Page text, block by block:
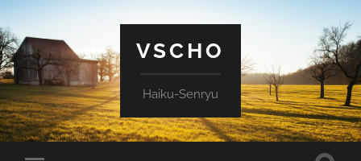
VSCHO
Haiku-Senryu